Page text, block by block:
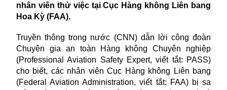
nhân viên thử việc tại Cục Hàng không Liên bang
Hoa Kỳ (FAA).
Truyền thông trong nước (CNN) dẫn lời công đoàn
Chuyên gia an toàn Hàng không Chuyên nghiệp
(Professional Aviation Safety Expert, viết tắt: PASS)
cho biết, các nhân viên Cục Hàng không Liên bang
(Federal Aviation Administration, viết tắt: FAA) bị sa